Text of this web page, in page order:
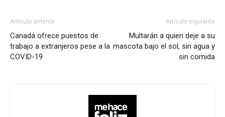
Artículo anterior
Canadá ofrece puestos de
trabajo a extranjeros pese a la
COVID-19
Artículo siguiente
Multarán a quien deje a su
mascota bajo el sol, sin agua y
sin comida